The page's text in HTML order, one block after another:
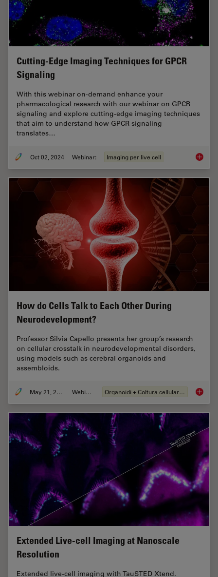
Cutting-Edge Imaging Techniques for GPCR
Signaling
With this webinar on-demand enhance your
pharmacological research with our webinar on GPCR
signaling and explore cutting-edge imaging techniques
that aim to understand how GPCR signaling
translates…
Oct 02, 2024 Webinar: Imaging per live cell
How do Cells Talk to Each Other During
Neurodevelopment?
Professor Silvia Capello presents her group’s research
on cellular crosstalk in neurodevelopmental disorders,
using models such as cerebral organoids and
assembloids.
May 21, 2024 Webinar: Organoidi + Coltura cellulare 3D How
Extended Live-cell Imaging at Nanoscale
Resolution
Extended live-cell imaging with TauSTED Xtend.